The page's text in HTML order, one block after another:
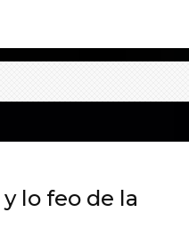
lo feo de la